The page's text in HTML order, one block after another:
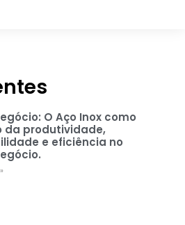
O Aço Inox como
da produtividade,
e eficiência no